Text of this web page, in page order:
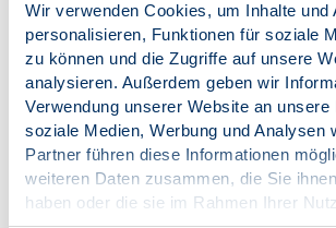
Wir verwenden Cookies, um Inhalte und
personalisieren, Funktionen für soziale
zu können und die Zugriffe auf unsere
analysieren. Außerdem geben wir
Verwendung unserer Website an unsere
soziale Medien, Werbung und Analysen
Partner führen diese Informationen
weiteren Daten zusammen, die Sie
haben oder die sie im Rahmen Ihrer
Lesen Sie hier unsere Argumente, warum
Gesetzesentwurf der Gesellschaft
wird:http://psychthgausbrefg.de/
Veröffentlicht am:
17.09.2019
Kategorien:
PsychThG